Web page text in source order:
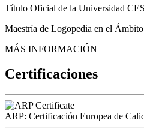
Título Oficial de la Universidad
Maestría de Logopedia en el
MÁS INFORMACIÓN
Certificaciones
ARP: Certificación Europea de